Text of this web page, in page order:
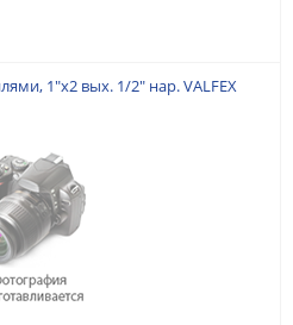
1"х2 вых. 1/2" нар. VALFEX